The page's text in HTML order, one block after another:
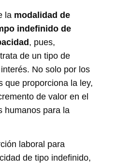
la modalidad de
indefinido de
, pues,
de un tipo de
No solo por los
que proporciona la ley,
de valor en el
humanos para la
laboral para
de tipo indefinido,